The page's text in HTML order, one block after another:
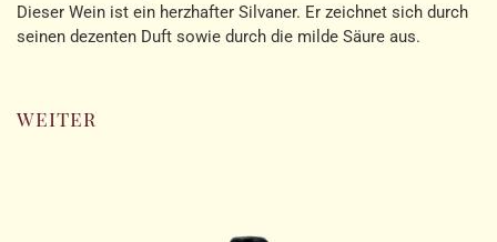
Dieser Wein ist ein herzhafter Silvaner. Er zeichnet sich durch
seinen dezenten Duft sowie durch die milde Säure aus.
weiter